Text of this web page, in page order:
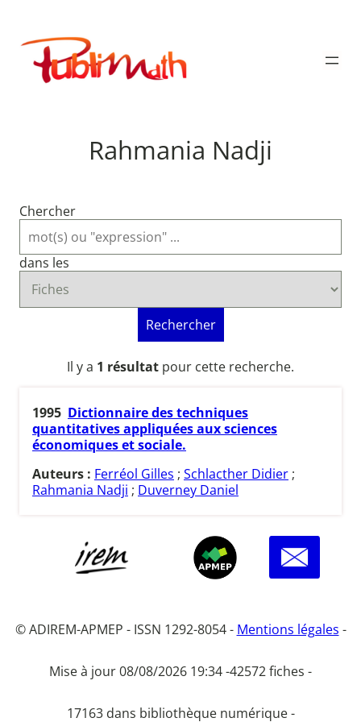
contenu
Publimath
Rahmania Nadji
Chercher
dans les
Rechercher
Il y a 1 résultat pour cette recherche.
1995 Dictionnaire des techniques
quantitatives appliquées aux sciences
économiques et sociale.
Auteurs : Ferréol Gilles ; Schlacther Didier ;
Rahmania Nadji ; Duverney Daniel
© ADIREM-APMEP - ISSN 1292-8054 - Mentions légales -
Mise à jour 08/08/2026 19:34 -42572 fiches -
17163 dans bibliothèque numérique -